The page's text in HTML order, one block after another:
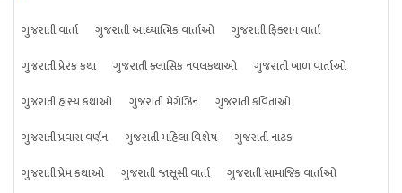
ગુજરાતી વાર્તા ગુજરાતી આધ્યાત્મિક વાર્તાઓ
ગુજરાતી ફિક્શન વાર્તા
ગુજરાતી પ્રેરક કથા
ગુજરાતી ક્લાસિક નવલકથાઓ
ગુજરાતી બાળ વાર્તાઓ
ગુજરાતી હાસ્ય કથાઓ
ગુજરાતી મેગેઝિન
ગુજરાતી કવિતાઓ
ગુજરાતી પ્રવાસ વર્ણન
ગુજરાતી મહિલા વિશેષ
ગુજરાતી નાટક
ગુજરાતી પ્રેમ કથાઓ
ગુજરાતી જાસૂસી વાર્તા
ગુજરાતી સામાજિક વાર્તાઓ